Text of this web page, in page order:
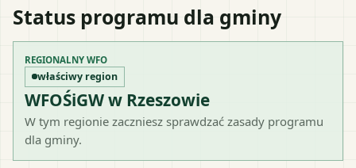
Status programu dla gminy
REGIONALNY WFO
właściwy region
WFOŚiGW w Rzeszowie
W tym regionie zaczniesz sprawdzać zasady programu
dla gminy.